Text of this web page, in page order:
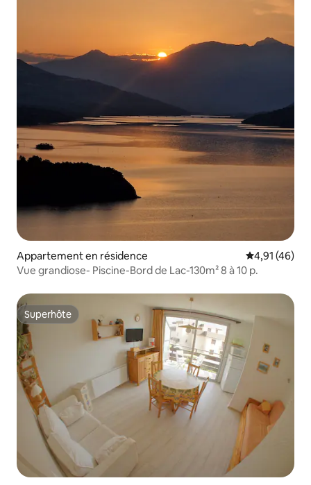
Appartement en résidence Évaluation
4,91 (46)
Vue grandiose- Piscine-Bord de Lac-130m² 8 à 10 p.
Superhôte
Superhôte